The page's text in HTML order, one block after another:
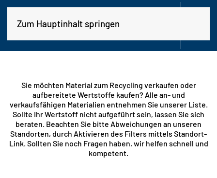
Zum Hauptinhalt springen
Sie möchten Material zum Recycling verkaufen oder
aufbereitete Wertstoffe kaufen? Alle an- und
verkaufsfähigen Materialien entnehmen Sie unserer Liste.
Sollte Ihr Wertstoff nicht aufgeführt sein, lassen Sie sich
beraten. Beachten Sie bitte Abweichungen an unseren
Standorten, durch Aktivieren des Filters mittels Standort-
Link. Sollten Sie noch Fragen haben, wir helfen schnell und
kompetent.